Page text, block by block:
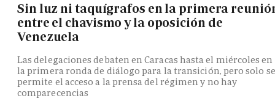
Sin luz ni taquígrafos en la primera
entre el chavismo y la oposición de
Venezuela
Las delegaciones debaten en Caracas hasta el miércoles en
la primera ronda de diálogo para la transición, pero solo se
permite el acceso a la prensa del régimen y no hay
comparecencias